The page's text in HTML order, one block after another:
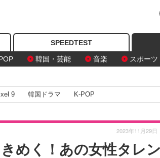
SPEEDTEST
韓国・芸能 音楽 スポーツ
9 韓国ドラマ K-POP
めく！あの女性タレ
2023年11月29日